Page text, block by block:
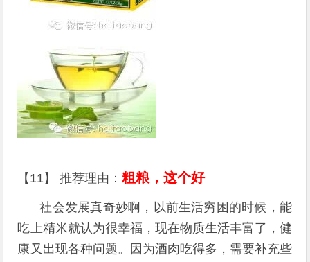
【11】 推荐理由：粗粮，这个好
社会发展真奇妙啊，以前生活穷困的时候，能
吃上精米就认为很幸福，现在物质生活丰富了，健
康又出现各种问题。因为酒肉吃得多，需要补充些